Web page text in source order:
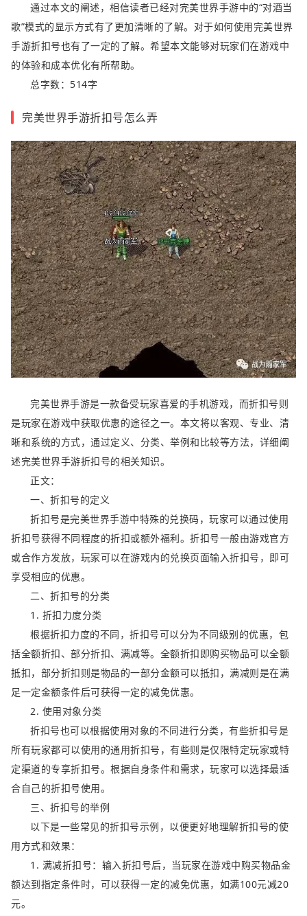
通过本文的阐述，相信读者已经对完美世界手游中的“对酒当
歌”模式的显示方式有了更加清晰的了解。对于如何使用完美世界
手游折扣号也有了一定的了解。希望本文能够对玩家们在游戏中
的体验和成本优化有所帮助。
总字数：514字
完美世界手游折扣号怎么弄
完美世界手游是一款备受玩家喜爱的手机游戏，而折扣号则
是玩家在游戏中获取优惠的途径之一。本文将以客观、专业、清
晰和系统的方式，通过定义、分类、举例和比较等方法，详细阐
述完美世界手游折扣号的相关知识。
正文：
一、折扣号的定义
折扣号是完美世界手游中特殊的兑换码，玩家可以通过使用
折扣号获得不同程度的折扣或额外福利。折扣号一般由游戏官方
或合作方发放，玩家可以在游戏内的兑换页面输入折扣号，即可
享受相应的优惠。
二、折扣号的分类
1. 折扣力度分类
根据折扣力度的不同，折扣号可以分为不同级别的优惠，包
括全额折扣、部分折扣、满减等。全额折扣即购买物品可以全额
抵扣，部分折扣则是物品的一部分金额可以抵扣，满减则是在满
足一定金额条件后可获得一定的减免优惠。
2. 使用对象分类
折扣号也可以根据使用对象的不同进行分类，有些折扣号是
所有玩家都可以使用的通用折扣号，有些则是仅限特定玩家或特
定渠道的专享折扣号。根据自身条件和需求，玩家可以选择最适
合自己的折扣号使用。
三、折扣号的举例
以下是一些常见的折扣号示例，以便更好地理解折扣号的使
用方式和效果：
1. 满减折扣号：输入折扣号后，当玩家在游戏中购买物品金
额达到指定条件时，可以获得一定的减免优惠，如满100元减20
元。